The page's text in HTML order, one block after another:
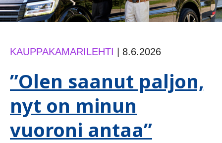
KAUPPAKAMARILEHTI 8.6.2026
”Olen saanut paljon,
nyt on minun
vuoroni antaa”